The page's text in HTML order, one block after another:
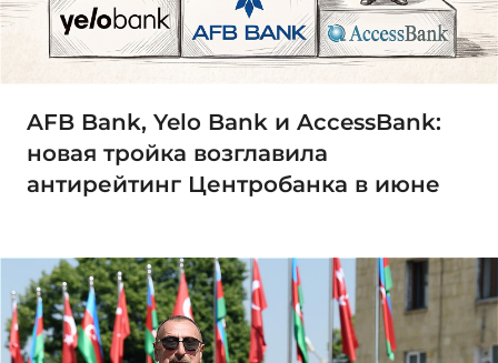
AFB Bank, Yelo Bank и AccessBank:
новая тройка возглавила
антирейтинг Центробанка в июне